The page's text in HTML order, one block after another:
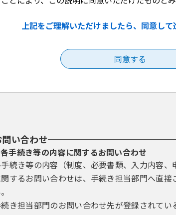
事務組合及び広域連合で構成し、本サービスを運
めに登録する電子メールアドレスまたは協議会が
者。
任に基づいて電子申請を行い、これに伴って生じる
させないものとします。
上記をご理解いただけましたら、同意して
問い合わせ
各手続き等の内容に関するお問い合わせ
続き等の内容（制度、必要書類、入力内容、
するお問い合わせは、手続き担当部門へ直接
き担当部門のお問い合わせ先が登録されてい